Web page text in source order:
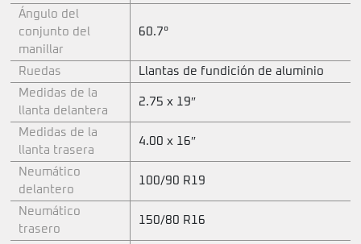
Ángulo del
conjunto del
manillar
60.7°
Ruedas
Llantas de fundición de aluminio
Medidas de la
llanta delantera
2.75 x 19″
Medidas de la
llanta trasera
4.00 x 16″
Neumático
delantero
100/90 R19
Neumático
trasero
150/80 R16